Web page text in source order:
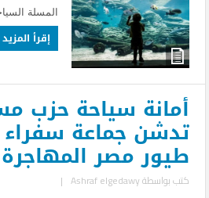
المسلة
إقرأ المزيد
أمانة سياحة حزب
تدشن جماعة
طيور مصر المهاجرة
كتب بواسطةAshraf elgedawy
|